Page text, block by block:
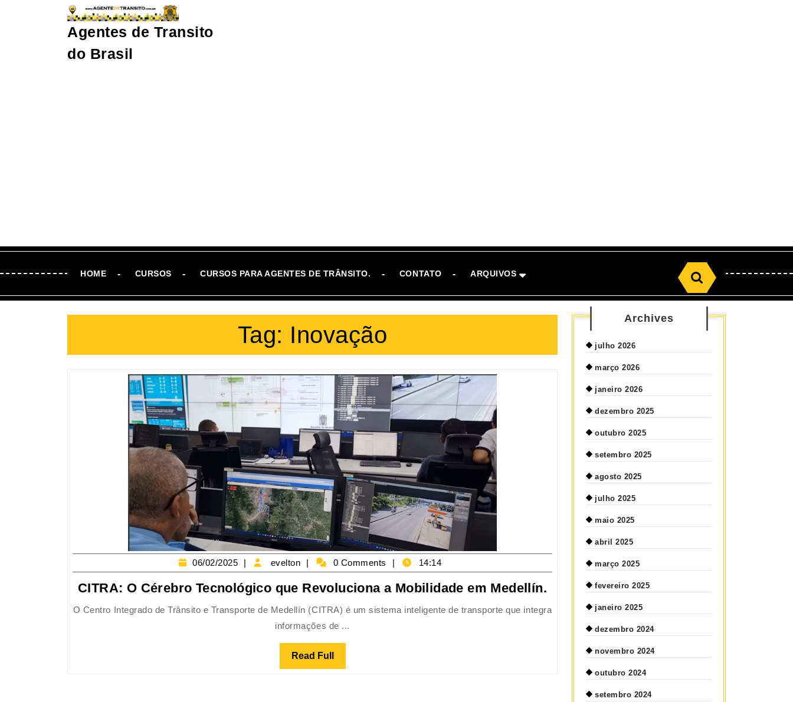
Agentes de Transito
do Brasil
HOME CURSOS CURSOS PARA AGENTES DE TRÂNSITO. CONTATO ARQUIVOS
Tag: Inovação
06/02/2025 evelton 0 Comments 14:14
CITRA: O Cérebro Tecnológico que Revoluciona a Mobilidade em Medellín.
O Centro Integrado de Trânsito e Transporte de Medellín (CITRA) é um sistema inteligente de transporte que integra
informações de ...
Read Full
Archives
julho 2026
março 2026
janeiro 2026
dezembro 2025
outubro 2025
setembro 2025
agosto 2025
julho 2025
maio 2025
abril 2025
março 2025
fevereiro 2025
janeiro 2025
dezembro 2024
novembro 2024
outubro 2024
setembro 2024